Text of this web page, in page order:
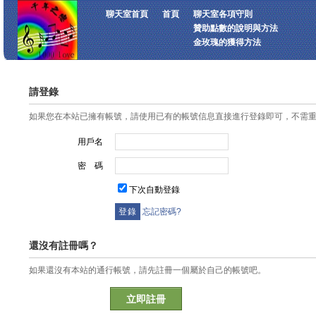
聊天室首頁 首頁
聊天室各項守則
贊助點數的說明與方法
金玫瑰的獲得方法
請登錄
如果您在本站已擁有帳號，請使用已有的帳號信息直接進行登錄即可，不需
用戶名
密 碼
下次自動登錄
忘記密碼?
還沒有註冊嗎？
如果還沒有本站的通行帳號，請先註冊一個屬於自己的帳號吧。
立即註冊